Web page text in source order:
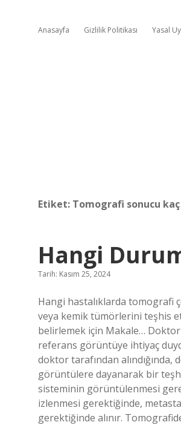
Anasayfa Gizlilik Politikası Yasal
Etiket: Tomografi sonucu
Hangi
Tarih: Kasım 25, 2024
Hangi hastalıklarda tomografi
veya kemik tümörlerini teşhis
belirlemek için Makale…
referans görüntüye ihtiyaç
doktor tarafından alındığında,
görüntülere dayanarak bir
sisteminin görüntülenmesi
izlenmesi gerektiğinde,
gerektiğinde alınır.